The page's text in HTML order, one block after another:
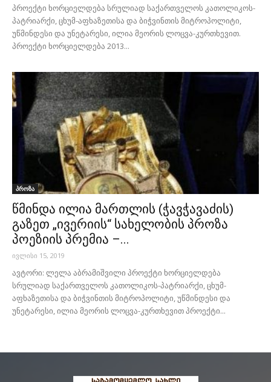
პროექტი ხორციელდება სრულიად საქართველოს კათოლიკოს-
პატრიარქი, ცხუმ-აფხაზეთისა და ბიჭვინთის მიტროპოლიტი,
უწმინდესი და უნეტარესი, ილია მეორის ლოცვა-კურთხევით.
პროექტი ხორციელდება 2013...
პროზა
წმინდა ილია მართლის (ჭავჭავაძის)
გაზეთ „ივერიის“ სახელობის პროზა
პოეზიის პრემია –...
ივლისი 15, 2019
ავტორი: ლელა აბრამიშვილი პროექტი ხორციელდება
სრულიად საქართველოს კათოლიკოს-პატრიარქი, ცხუმ-
აფხაზეთისა და ბიჭვინთის მიტროპოლიტი, უწმინდესი და
უნეტარესი, ილია მეორის ლოცვა-კურთხევით პროექტი...